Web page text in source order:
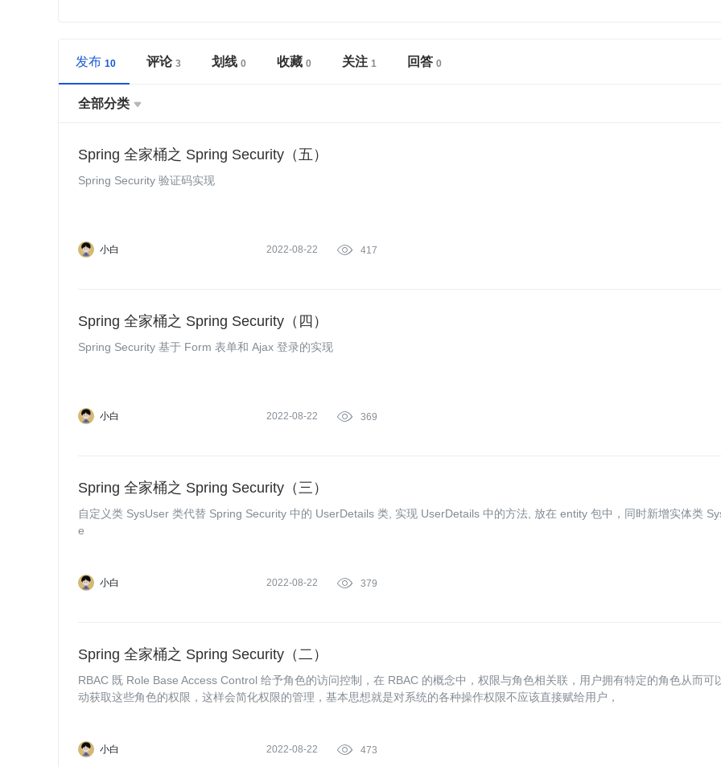
发布 评论 划线 收藏 关注 回答
全部分类 
Spring 全家桶之 Spring Security（五）
Spring Security 验证码实现
小白 2022-08-22  417
Spring 全家桶之 Spring Security（四）
Spring Security 基于 Form 表单和 Ajax 登录的实现
小白 2022-08-22  369
Spring 全家桶之 Spring Security（三）
自定义类 SysUser 类代替 Spring Security 中的 UserDetails 类, 实现 UserDetails 中的方法, 放在 entity 包中，同时新增实体类
e
小白 2022-08-22  379
Spring 全家桶之 Spring Security（二）
RBAC 既 Role Base Access Control 给予角色的访问控制，在 RBAC 的概念中，权限与角色相关联，用户拥有特定的角色从而可
动获取这些角色的权限，这样会简化权限的管理，基本思想就是对系统的各种操作权限不应该直接赋给用户，
小白 2022-08-22  473